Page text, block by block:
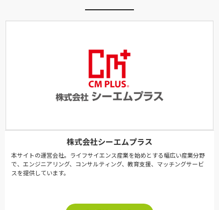
株式会社シーエムプラス
本サイトの運営会社。ライフサイエンス産業を始めとする幅広い産業分野
で、エンジニアリング、コンサルティング、教育支援、マッチングサービ
スを提供しています。